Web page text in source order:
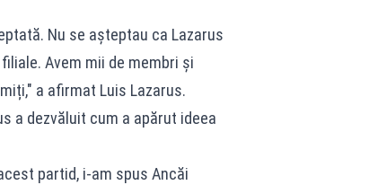
Nu se așteptau ca Lazarus
Avem mii de membri și
a afirmat Luis Lazarus.
a dezvăluit cum a apărut ideea
partid, i-am spus Ancăi